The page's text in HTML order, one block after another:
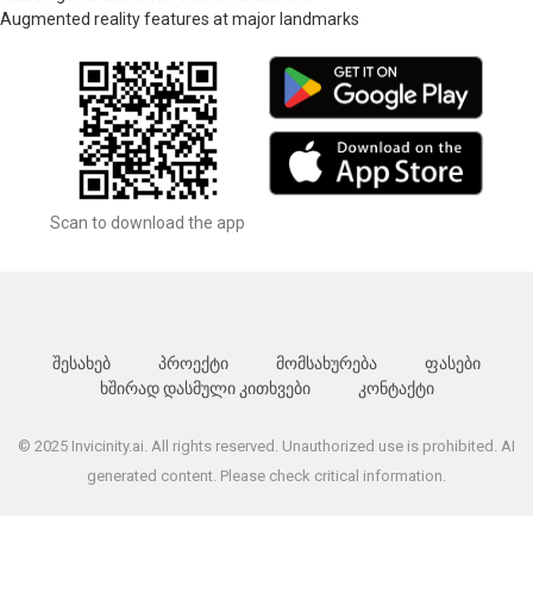
Augmented reality features at major landmarks
Scan to download the app
შესახებ პროექტი მომსახურება
ფასები
ხშირად დასმული კითხვები
კონტაქტი
© 2025 Invicinity.ai. All rights reserved. Unauthorized use is prohibited. AI
generated content. Please check critical information.